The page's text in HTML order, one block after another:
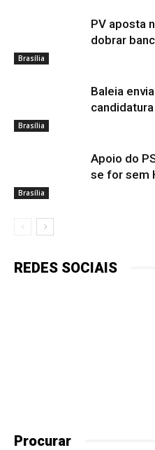
Brasília
PV aposta
dobrar
Brasília
Baleia
Brasília
Apoio do
se for sem
REDES SOCIAIS
Procurar